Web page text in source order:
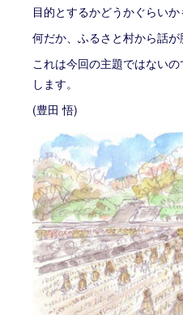
目的とするかどうかぐらいか
何だか、ふるさと村から話が
これは今回の主題ではない
します。
(豊田 悟)